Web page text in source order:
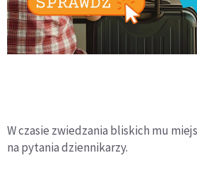
W czasie zwiedzania bliskich mu
na pytania dziennikarzy.